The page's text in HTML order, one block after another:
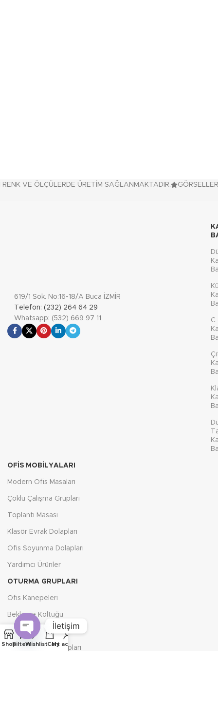
VE ÖLÇÜLERDE ÜRETİM SAĞLANMAKTADIR.
619/1 Sok. No:16-18/A Buca İZMİR
Telefon: (232) 264 64 29
Whatsapp: (532) 669 97 11
C
OFIS MOBILYALARI
Modern Ofis Masaları
Çoklu Çalışma Grupları
Toplantı Masası
Klasör Evrak Dolapları
Ofis Soyunma Dolapları
Yardımcı Ürünler
OTURMA GRUPLARI
Ofis Kanepeleri
Bekleme Koltuğu
Klasik Oturma Grupları
Küçük Oturma Grupları
ShopFiltersWishlistCart
My account
İletişim
Open